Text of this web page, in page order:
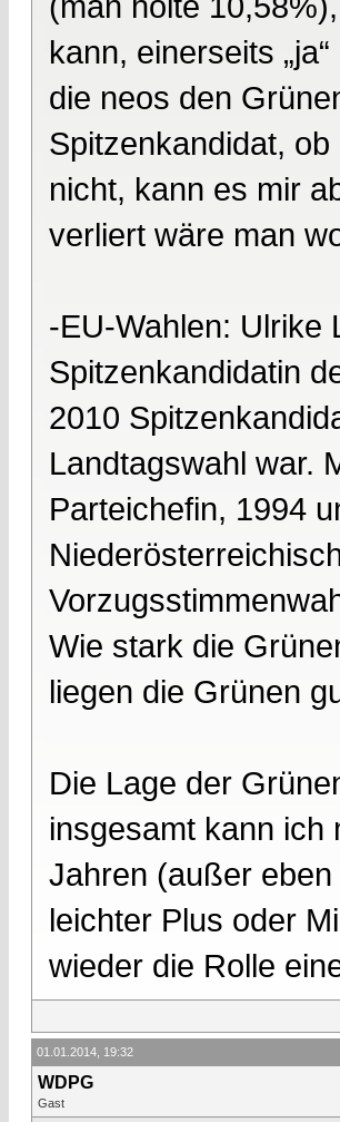
kann, einerseits
die neos den
Spitzenkandidat,
nicht, kann es mir
verliert wäre man
-EU-Wahlen: Ulrike
Spitzenkandidatin
2010
Landtagswahl war.
Parteichefin, 1994
Wie stark die
liegen die Grünen
Die Lage der
insgesamt kann ich
Jahren (außer
leichter Plus oder
wieder die Rolle
01.01.2014, 19:32
WDPG
Gast